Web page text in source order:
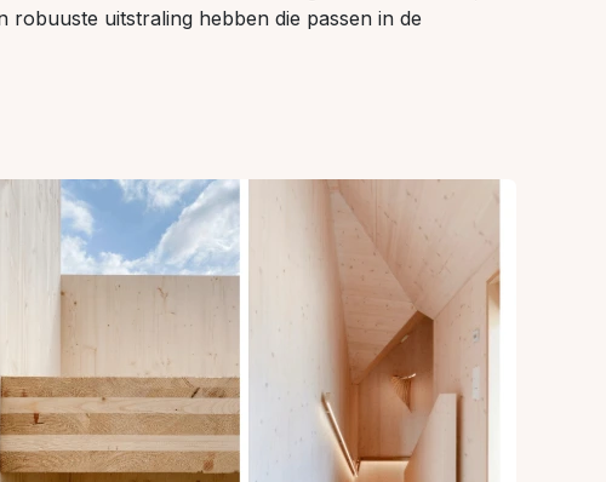
robuuste uitstraling hebben die passen in de